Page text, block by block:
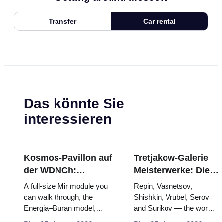
Transfer Car rental
Das könnte Sie
interessieren
Kosmos-Pavillon auf
der WDNCh:
Russlands größte
Raumfahrtausstellung
von innen
A full-size Mir module you
can walk through, the
Energia–Buran model,
Tretjakow-Galerie
Meisterwerke: Die
Gemälde, wegen
derer sich die Reise
lohnt
Repin, Vasnetsov,
Shishkin, Vrubel, Serov
and Surikov — the works